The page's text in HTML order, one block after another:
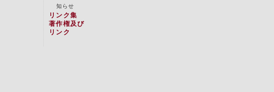
知らせ
リンク集
著作権及び
リンク